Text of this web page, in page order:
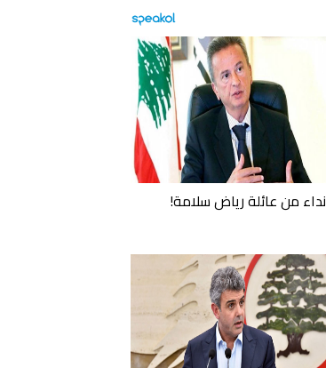
نداء من عائلة رياض سلامة!